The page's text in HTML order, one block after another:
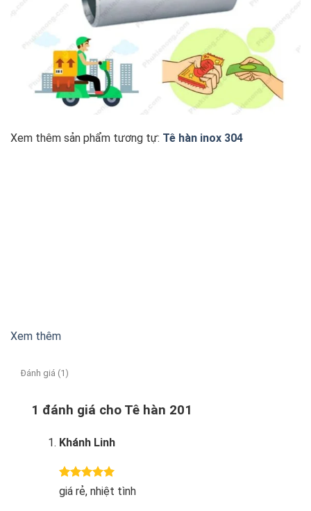
Xem thêm sản phẩm tương tự: Tê hàn inox 304
Xem thêm
Đánh giá (1)
1 đánh giá cho Tê hàn 201
Khánh Linh
Được xếp
hạng55
giá rẻ, nhiệt tình